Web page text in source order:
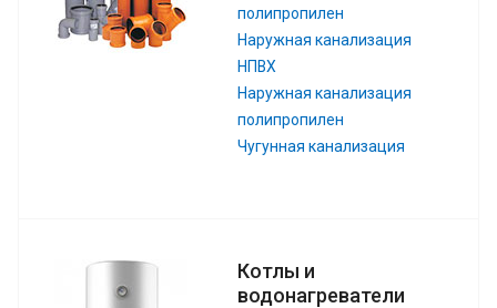
полипропилен
Наружная канализация
НПВХ
Наружная канализация
полипропилен
Чугунная канализация
Котлы и
водонагреватели